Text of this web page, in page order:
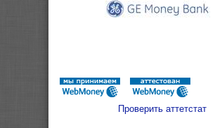
Проверить аттетстат